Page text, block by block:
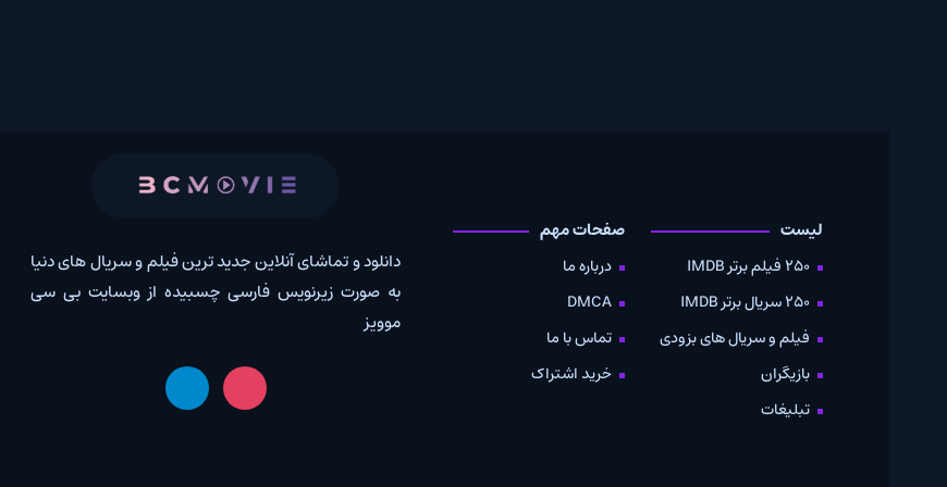
فیلم و سریال های بزودی
بازیگران
تبلیغات
صفحات مهم
درباره ما
تماس با ما
خرید اشتراک
دانلود و تماشای آنلاین جدید ترین فیلم و سریال های دنیا
به صورت زیرنویس فارسی چسبیده از وبسایت بی سی